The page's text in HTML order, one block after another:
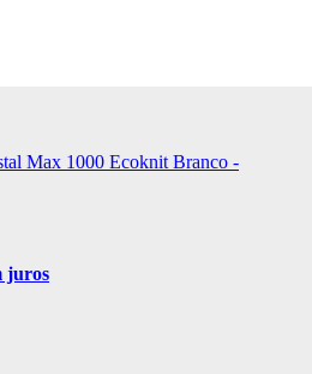
Max 1000 Ecoknit Branco -
juros